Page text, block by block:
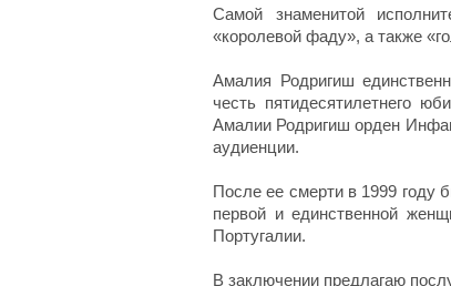
Самой знаменитой
«королевой фаду», а также
Амалия Родригиш
честь пятидесятилетнего
Амалии Родригиш орден
аудиенции.
После ее смерти в 1999 году
первой и единственной
Португалии.
В заключении предлагаю